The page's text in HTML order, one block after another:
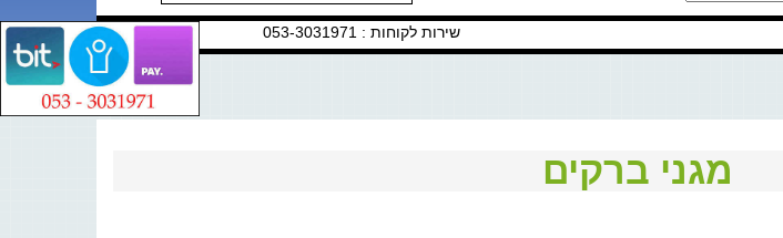
שירות לקוחות : 053-3031971
מגני ברקים